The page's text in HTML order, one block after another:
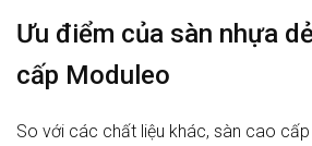
Ưu điểm của sàn nhựa
cấp Moduleo
So với các chất liệu khác, sàn cao